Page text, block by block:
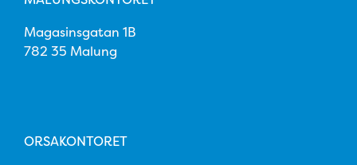
Magasinsgatan 1B
782 35 Malung
ORSAKONTORET